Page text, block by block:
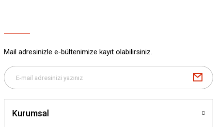
Bu ürüne benzer farklı alternatifler olmalı.
Mail adresinizle e-bültenimize kayıt olabilirsiniz.
Kurumsal